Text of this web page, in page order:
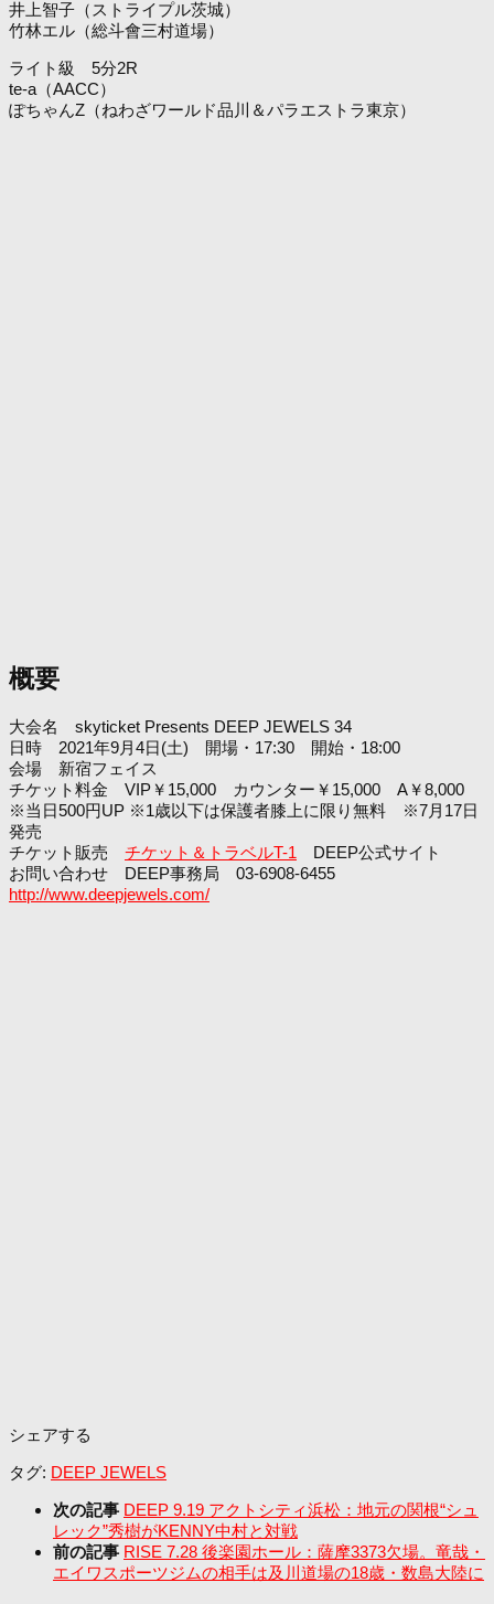
井上智子（ストライプル茨城）
竹林エル（総斗會三村道場）
ライト級 5分2R
te-a（AACC）
ぽちゃんZ（ねわざワールド品川＆パラエストラ東京）
概要
大会名 skyticket Presents DEEP JEWELS 34
日時 2021年9月4日(土) 開場・17:30 開始・18:00
会場 新宿フェイス
チケット料金 VIP￥15,000 カウンター￥15,000 A￥8,000
※当日500円UP ※1歳以下は保護者膝上に限り無料 ※7月17日
発売
チケット販売 チケット＆トラベルT-1 DEEP公式サイト
お問い合わせ DEEP事務局 03-6908-6455
http://www.deepjewels.com/
シェアする
タグ: DEEP JEWELS
次の記事 DEEP 9.19 アクトシティ浜松：地元の関根“シュ
レック”秀樹がKENNY中村と対戦
前の記事 RISE 7.28 後楽園ホール：薩摩3373欠場。竜哉・
エイワスポーツジムの相手は及川道場の18歳・数島大陸に